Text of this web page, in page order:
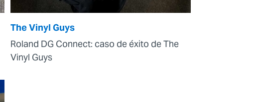
The Vinyl Guys
Roland DG Connect: caso de éxito de The
Vinyl Guys